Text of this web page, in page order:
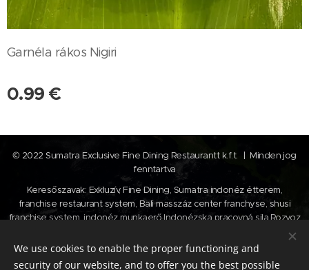
Garnéla rákos Nigiri
0.99 €
© 2022 Sumatra Exclusive Fine Dining Restaurantt k.f.t. | Minden jog
fenntartva
Keresőszavak: Exkluzív, Fine Dining, Sumatra indonéz étterem,
franchise restaurant system, Bali masszáz center franchyse, shusi
franchise system, indonéz munkaerő,Indonézska pracovná sila,Rozvoz
Cookies
We use cookies to enable the proper functioning and
security of our website, and to offer you the best possible